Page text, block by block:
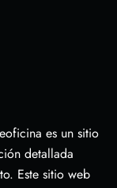
es un sitio
detallada
Este sitio web